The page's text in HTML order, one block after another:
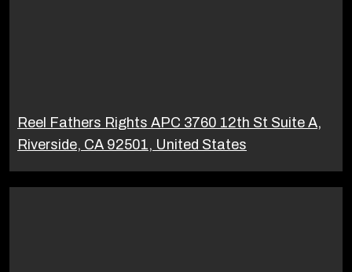
Reel Fathers Rights APC 3760 12th St Suite A,
Riverside, CA 92501, United States